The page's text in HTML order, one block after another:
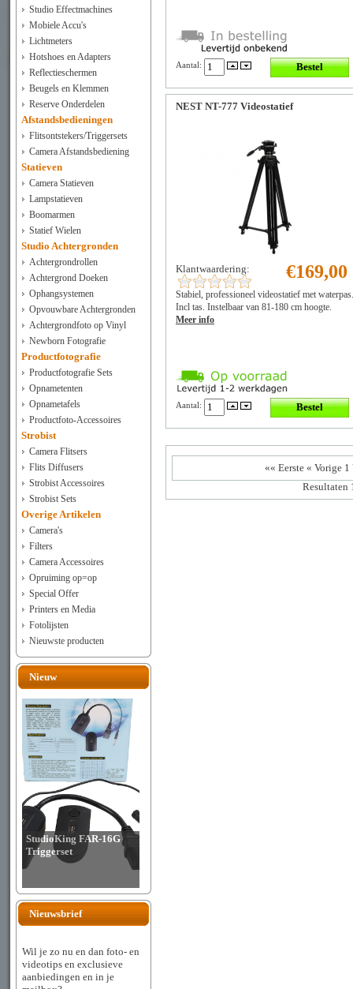
Studio Effectmachines
Mobiele Accu's
Lichtmeters
Hotshoes en Adapters
Reflectieschermen
Beugels en Klemmen
Reserve Onderdelen
Afstandsbedieningen
Flitsontstekers/Triggersets
Camera Afstandsbediening
Statieven
Camera Statieven
Lampstatieven
Boomarmen
Statief Wielen
Studio Achtergronden
Achtergrondrollen
Achtergrond Doeken
Ophangsystemen
Opvouwbare Achtergronden
Achtergrondfoto op Vinyl
Newborn Fotografie
Productfotografie
Productfotografie Sets
Opnametenten
Opnametafels
Productfoto-Accessoires
Strobist
Camera Flitsers
Flits Diffusers
Strobist Accessoires
Strobist Sets
Overige Artikelen
Camera's
Filters
Camera Accessoires
Opruiming op=op
Special Offer
Printers en Media
Fotolijsten
Nieuwste producten
Nieuw
StudioKing FAR-16G
Triggerset
Nieuwsbrief
Wil je zo nu en dan foto- en
videotips en exclusieve
aanbiedingen en in je
Aantal:
NEST NT-777 Videostatief
Klantwaardering: €169,00
Stabiel, professioneel videostatief met waterpas.
Incl tas. Instelbaar van 81-180 cm hoogte.
Meer info
Aantal:
«« Eerste « Vorige 1
Resultaten